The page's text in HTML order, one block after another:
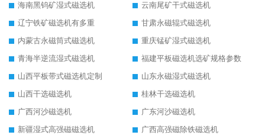
海南黑钨矿湿式磁选机
云南尾矿干式磁选机
辽宁铁矿磁选机有多重
甘肃永磁辊式磁选机
内蒙古永磁筒式磁选机
重庆锰矿湿式磁选机
青海半逆流湿式磁选机
福建平板磁选机选矿规格参数
山西平板带式磁选机定制
山东永磁湿式磁选机
山西干选磁选机
桂林干选磁选机
广西河沙磁选机
广东河沙磁选机
新疆湿式高强磁磁选机
广西高强磁除铁磁选机